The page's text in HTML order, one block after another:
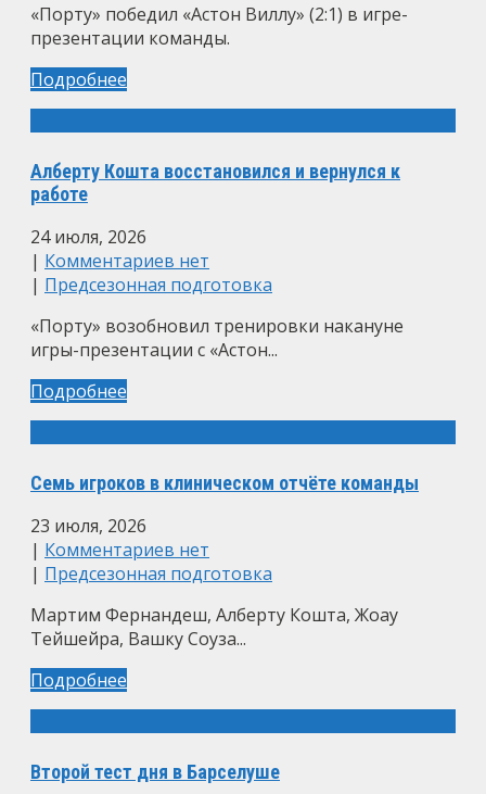
«Порту» победил «Астон Виллу» (2:1) в игре-
презентации команды.
Подробнее
Алберту Кошта восстановился и вернулся к
работе
24 июля, 2026
| Комментариев нет
| Предсезонная подготовка
«Порту» возобновил тренировки накануне
игры-презентации с «Астон...
Подробнее
Семь игроков в клиническом отчёте команды
23 июля, 2026
| Комментариев нет
| Предсезонная подготовка
Мартим Фернандеш, Алберту Кошта, Жоау
Тейшейра, Вашку Соуза...
Подробнее
Второй тест дня в Барселуше